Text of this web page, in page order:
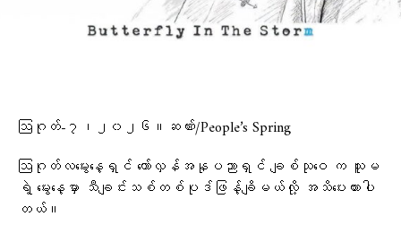
ဩဂုတ်-၇၊၂၀၂၆။ဆဏ်း/People’s Spring
ဩဂုတ်လမွေးနေ့ရှင် တော်လှန်အနုပညာရှင် ချစ်သုဝေ က သူမ
ရဲ့ မွေးနေ့မှာ သီချင်းသစ်တစ်ပုဒ်ဖြန့်ချိမယ်လို့ အသိပေးထားပါ
တယ်။